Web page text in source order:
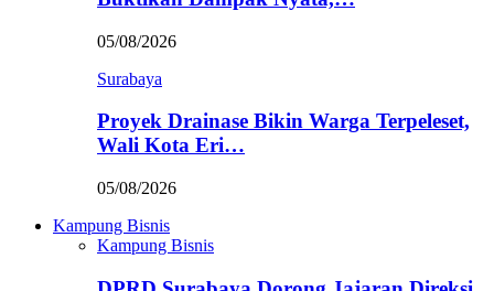
05/08/2026
Surabaya
Proyek Drainase Bikin Warga Terpeleset,
Wali Kota Eri…
05/08/2026
Kampung Bisnis
Kampung Bisnis